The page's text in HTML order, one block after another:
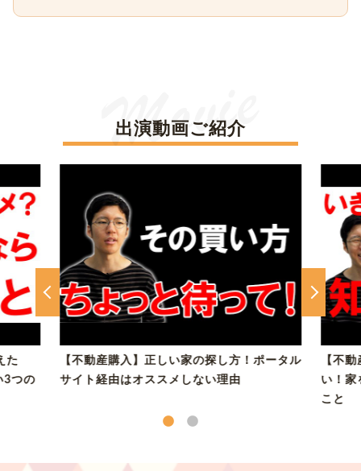
出演動画ご紹介
た
3つの
【不動産購入】正しい家の探し方！ポータル
サイト経由はオススメしない理由
【不
い！家
こと